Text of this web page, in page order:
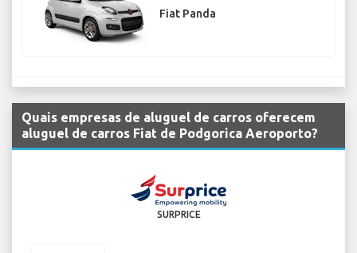
Fiat Panda
Quais empresas de aluguel de carros oferecem
aluguel de carros Fiat de Podgorica Aeroporto?
SURPRICE